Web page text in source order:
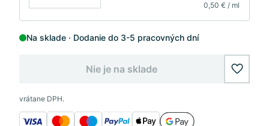
0,50 € / ml
Na sklade Dodanie do 3-5 pracovných dní
Nie je na sklade
vrátane DPH.